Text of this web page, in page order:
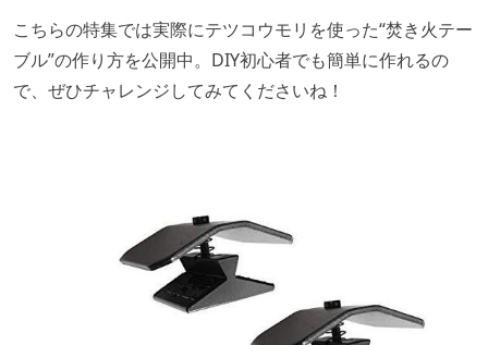
こちらの特集では実際にテツコウモリを使った“焚き火テー
ブル”の作り方を公開中。DIY初心者でも簡単に作れるの
で、ぜひチャレンジしてみてくださいね！